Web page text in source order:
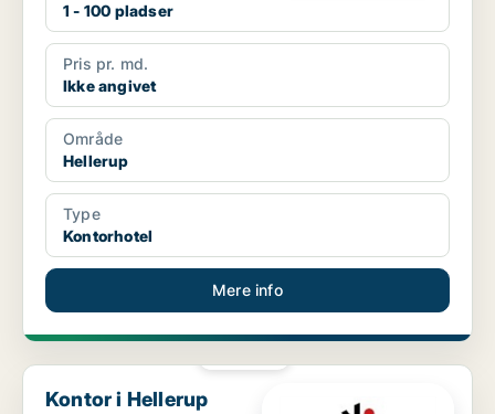
1 - 100 pladser
Pris pr. md.
Ikke angivet
Område
Hellerup
Type
Kontorhotel
Mere info
Kontor i Hellerup
Kontor i Hellerup